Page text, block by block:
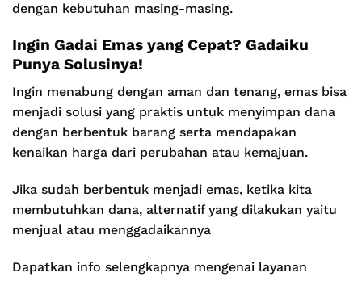
dengan kebutuhan masing-masing.
Ingin Gadai Emas yang Cepat? Gadaiku
Punya Solusinya!
Ingin menabung dengan aman dan tenang, emas bisa
menjadi solusi yang praktis untuk menyimpan dana
dengan berbentuk barang serta mendapakan
kenaikan harga dari perubahan atau kemajuan.
Jika sudah berbentuk menjadi emas, ketika kita
membutuhkan dana, alternatif yang dilakukan yaitu
menjual atau menggadaikannya
Dapatkan info selengkapnya mengenai layanan